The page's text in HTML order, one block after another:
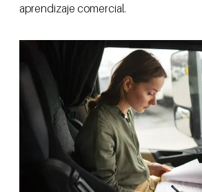
aprendizaje comercial.